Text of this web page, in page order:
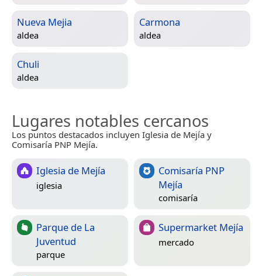
Nueva Mejia
aldea
Carmona
aldea
Chuli
aldea
Lugares notables cercanos
Los puntos destacados incluyen Iglesia de Mejía y
Comisaría PNP Mejía.
Iglesia de Mejía
iglesia
Comisaría PNP
Mejía
comisaría
Parque de La
Juventud
parque
Supermarket Mejía
mercado